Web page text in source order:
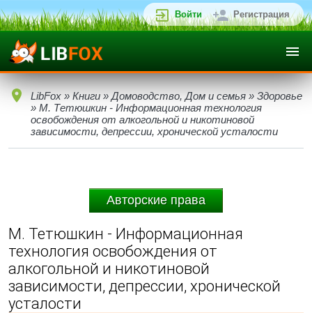
Войти Регистрация
LibFox » Книги » Домоводство, Дом и семья » Здоровье
» М. Тетюшкин - Информационная технология
освобождения от алкогольной и никотиновой
зависимости, депрессии, хронической усталости
Авторские права
М. Тетюшкин - Информационная
технология освобождения от
алкогольной и никотиновой
зависимости, депрессии, хронической
усталости